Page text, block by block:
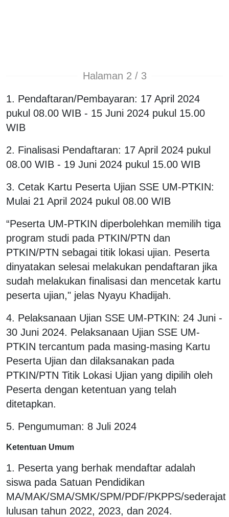
Halaman 2 / 3
1. Pendaftaran/Pembayaran: 17 April 2024
pukul 08.00 WIB - 15 Juni 2024 pukul 15.00
WIB
2. Finalisasi Pendaftaran: 17 April 2024 pukul
08.00 WIB - 19 Juni 2024 pukul 15.00 WIB
3. Cetak Kartu Peserta Ujian SSE UM-PTKIN:
Mulai 21 April 2024 pukul 08.00 WIB
“Peserta UM-PTKIN diperbolehkan memilih tiga
program studi pada PTKIN/PTN dan
PTKIN/PTN sebagai titik lokasi ujian. Peserta
dinyatakan selesai melakukan pendaftaran jika
sudah melakukan finalisasi dan mencetak kartu
peserta ujian," jelas Nyayu Khadijah.
4. Pelaksanaan Ujian SSE UM-PTKIN: 24 Juni -
30 Juni 2024. Pelaksanaan Ujian SSE UM-
PTKIN tercantum pada masing-masing Kartu
Peserta Ujian dan dilaksanakan pada
PTKIN/PTN Titik Lokasi Ujian yang dipilih oleh
Peserta dengan ketentuan yang telah
ditetapkan.
5. Pengumuman: 8 Juli 2024
Ketentuan Umum
1. Peserta yang berhak mendaftar adalah
siswa pada Satuan Pendidikan
MA/MAK/SMA/SMK/SPM/PDF/PKPPS/sederajat
lulusan tahun 2022, 2023, dan 2024.